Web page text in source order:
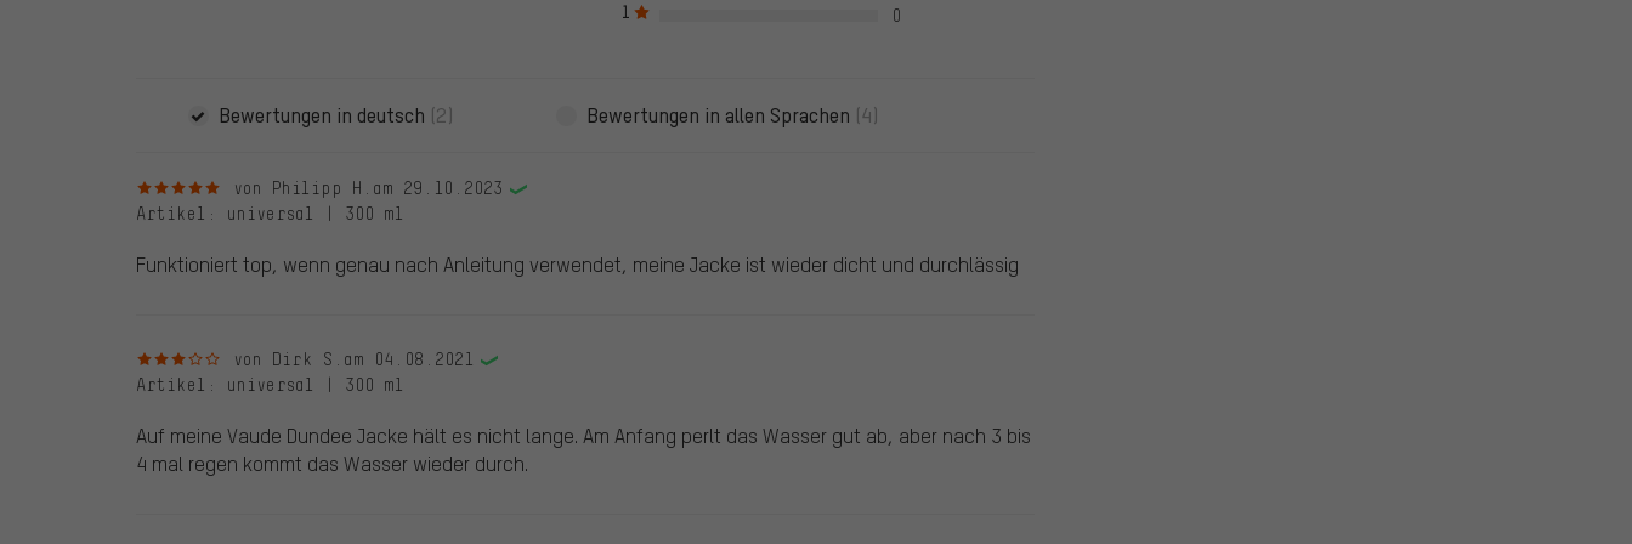
veröffentlichen alle ordnungsgemäß abgegebenen Bewertungen.
1
0
Bewertungen in deutsch (2) Bewertungen in allen Sprachen (4)
5 von 5 Sternenvon Philipp H. am 29.10.2023
Artikel : universal | 300 ml
Funktioniert top, wenn genau nach Anleitung verwendet, meine Jacke ist wieder dicht und durchlässig
3 von 5 Sternenvon Dirk S. am 04.08.2021
Artikel : universal | 300 ml
Auf meine Vaude Dundee Jacke hält es nicht lange. Am Anfang perlt das Wasser gut ab, aber nach 3 bis
4 mal regen kommt das Wasser wieder durch.